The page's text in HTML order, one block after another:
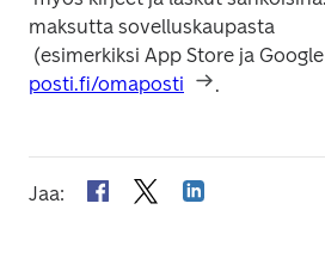
maksutta sovelluskaupasta
posti.fi/omaposti
.
Jaa: